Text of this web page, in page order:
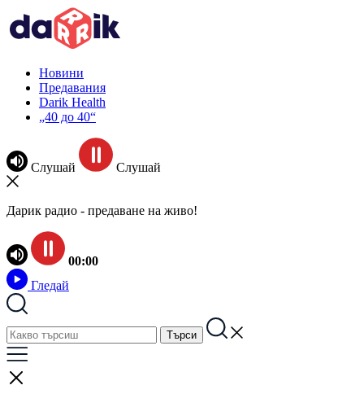
Новини
Предавания
Darik Health
„40 до 40“
Слушай Слушай
Дарик радио - предаване на живо!
00:00
Гледай